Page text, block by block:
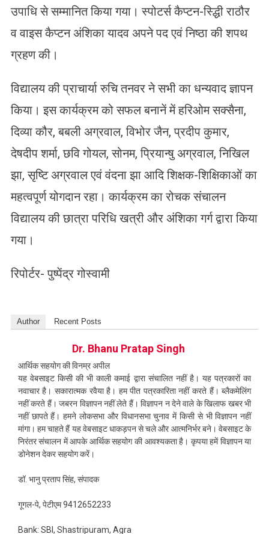
उपाधि से सम्मानित किया गया। स्पोटर्स कैप्टन-स्द्धिी राठौर
व वाइस कैप्टन अंशिका यादव अपने पद एवं निष्ठा की शपथ
ग्रहण की।
विद्यालय की प्राचार्या रुचि तनवर ने सभी का धन्यवाद ज्ञापन
किया। इस कार्यक्रम को सफल बनानें में हरिओम सक्सैना,
दिव्या कौर, बबली अग्रवाल, विभोर जैन, प्रदीप कुमार,
देषदीप शर्मा, छवि गोयल, सोनम, प्रियान्षु अग्रवाल, निखिल
झा, सृष्टि अग्रवाल एवं वंदना झा आदि शिक्षक-शिक्षिकाओं का
महत्वपूर्ण योगदान रहा। कार्यक्रम का रोचक संचालन
विद्यालय की छात्रा परिधि खत्री और अंशिका गर्ग द्वारा किया
गया।
रिपोर्टर- पुष्पेंद्र गोस्वामी
Author Recent Posts
Dr. Bhanu Pratap Singh
आर्थिक सहयोग की विनम्र अपील
यह वेबसाइट किसी की भी काली कमाई द्वारा संचालित नहीं है। यह पत्रकारों का
नवाचार है। सकारात्मक रवैया है। हम पीत पत्रकारिता नहीं करते हैं। ब्लैकमेलिंग
नहीं करते हैं। जबरन विज्ञापन नहीं लेते हैं। विज्ञापन न देने वाले के खिलाफ खबर भी
नहीं छापते हैं। हमने लोकसभा और विधानसभा चुनाव में किसी से भी विज्ञापन नहीं
मांगा। हम चाहते हैं यह वेबसाइट धाकड़पन से चले और आत्मनिर्भर बने। वेबसाइट के
निरंतर संचालन में आपके आर्थिक सहयोग की आवश्यकता है। कृपया हमें विज्ञापन या
डोनेशन देकर सहयोग करें।
डॉ. भानु प्रताप सिंह, संपादक
गूगल-पे, पेटीएम 9412652233
Bank: SBI, Shastripuram, Agra